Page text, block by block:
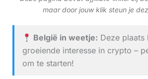
maar door jouw klik steun je
België in weetje: Deze plaats
groeiende interesse in crypto –
om te starten!